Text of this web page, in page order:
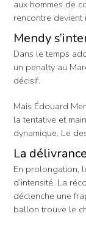
aux hommes de
rencontre devient
Mendy
Dans le temps
un penalty au
décisif.
Mais Édouard
la tentative et
dynamique. Le
La
En prolongation,
d’intensité. La
déclenche une
ballon trouve le